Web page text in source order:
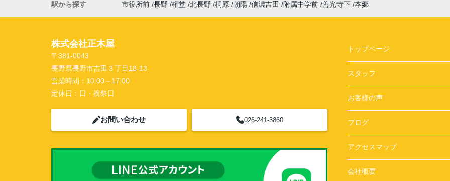
駅から探す
市役所前 長野 権堂 北長野 桐原 朝陽 信濃吉田 附属中学前 善光寺下 本郷
株式会社正木屋
〒381-0043
長野県長野市吉田３丁目18-13
営業時間： 10:00～17:00
定休日： 日・祝祭日
お問い合わせ 026-241-3860
トップページ
スタッフ
お客様の声
ブログ
アクセスマップ
会社概要